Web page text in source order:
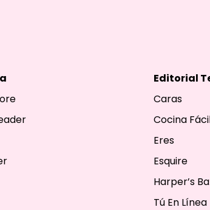
Editorial
Caras
Cocina
Eres
Esquire
Harper’s
Tú En Línea